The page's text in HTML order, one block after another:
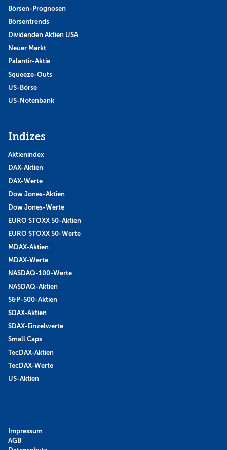
Börsen-Prognosen
Börsentrends
Dividenden Aktien USA
Neuer Markt
Palantir-Aktie
Squeeze-Outs
US-Börse
US-Notenbank
Indizes
Aktienindex
DAX-Aktien
DAX-Werte
Dow Jones-Aktien
Dow Jones-Werte
EURO STOXX 50-Aktien
EURO STOXX 50-Werte
MDAX-Aktien
MDAX-Werte
NASDAQ-100-Werte
NASDAQ-Aktien
S&P-500-Aktien
SDAX-Aktien
SDAX-Einzelwerte
Small Caps
TecDAX-Aktien
TecDAX-Werte
US-Aktien
Impressum
AGB